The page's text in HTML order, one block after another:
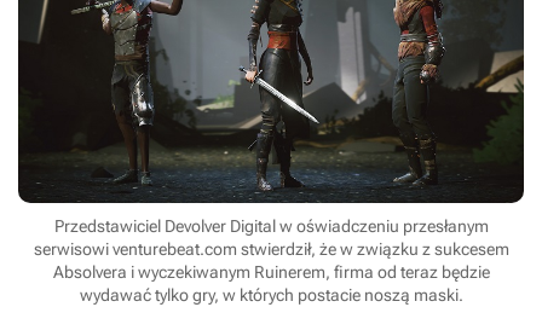
Przedstawiciel Devolver Digital w oświadczeniu przesłanym
serwisowi venturebeat.com stwierdził, że w związku z sukcesem
Absolvera i wyczekiwanym Ruinerem, firma od teraz będzie
wydawać tylko gry, w których postacie noszą maski.